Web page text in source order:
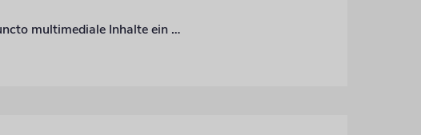
Kleinste Dependance des Jüdischen Museums Fürth eröffnet – es soll in puncto multimediale Inhalte ein Vorbild sein